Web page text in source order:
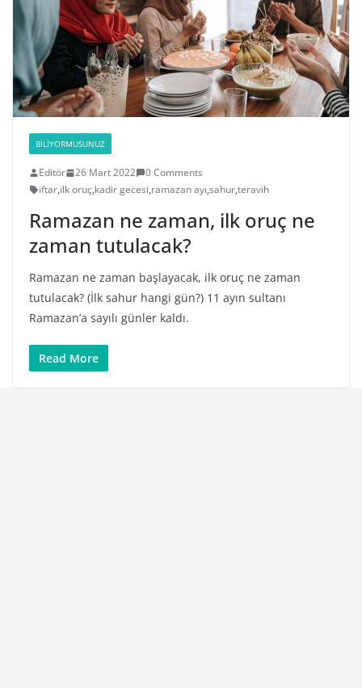
BILIYORMUSUNUZ
Editör 26 Mart 2022
0 Comments
iftar,ilk oruç,kadir gecesi,ramazan ayı,sahur,teravih
Ramazan ne zaman, ilk oruç ne
zaman tutulacak?
Ramazan ne zaman başlayacak, ilk oruç ne zaman
tutulacak? (İlk sahur hangi gün?) 11 ayın sultanı
Ramazan’a sayılı günler kaldı.
Read More